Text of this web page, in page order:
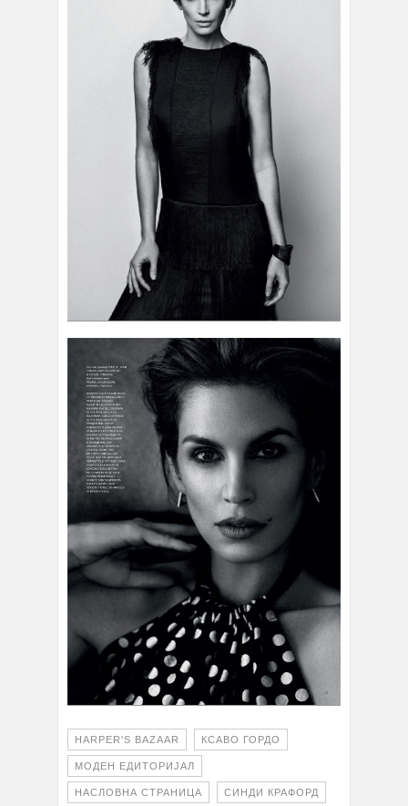
HARPER'S BAZAAR КСАВО ГОРДО
МОДЕН ЕДИТОРИЈАЛ
НАСЛОВНА СТРАНИЦА СИНДИ КРАФОРД